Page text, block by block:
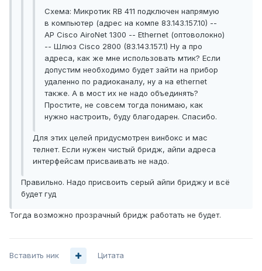
Схема: Микротик RB 411 подключен напрямую
в компьютер (адрес на компе 83.143.157.10) --
AP Cisco AiroNet 1300 -- Ethernet (оптоволокно)
-- Шлюз Cisco 2800 (83.143.157.1) Ну а про
адреса, как же мне использовать мтик? Если
допустим необходимо будет зайти на прибор
удаленно по радиоканалу, ну а на ethernet
также. А в мост их не надо объединять?
Простите, не совсем тогда понимаю, как
нужно настроить, буду благодарен. Спасибо.
Для этих целей придусмотрен винбокс и мас
телнет. Если нужен чистый бридж, айпи адреса
интерфейсам присваивать не надо.
Правильно. Надо присвоить серый айпи бриджу и всё
будет гуд
Тогда возможно прозрачный бридж работать не будет.
Вставить ник Цитата